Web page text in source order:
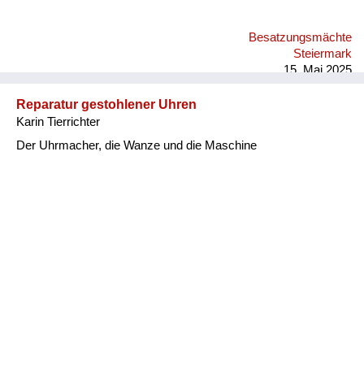
Besatzungsmächte
Steiermark
15. Mai 2025
Reparatur gestohlener Uhren
Karin Tierrichter
Der Uhrmacher, die Wanze und die Maschine